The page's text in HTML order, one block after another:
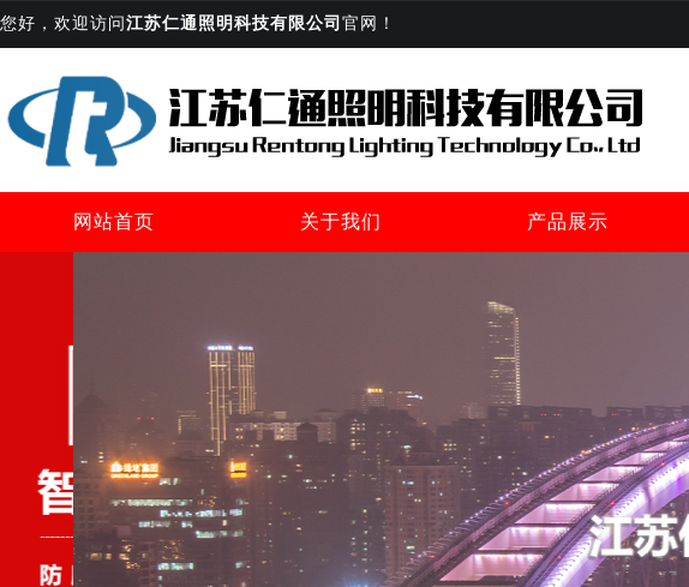
您好，欢迎访问 江苏仁通照明科技有限公司 官网！
网站首页 关于我们 产品展示